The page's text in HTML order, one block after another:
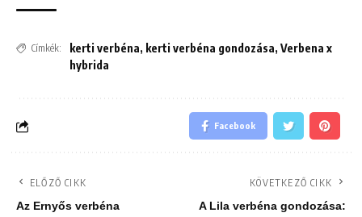
Címkék: kerti verbéna, kerti verbéna gondozása, Verbena x
hybrida
Facebook
ELŐZŐ CIKK
Az Ernyős verbéna
KÖVETKEZŐ CIKK
A Lila verbéna gondozása: